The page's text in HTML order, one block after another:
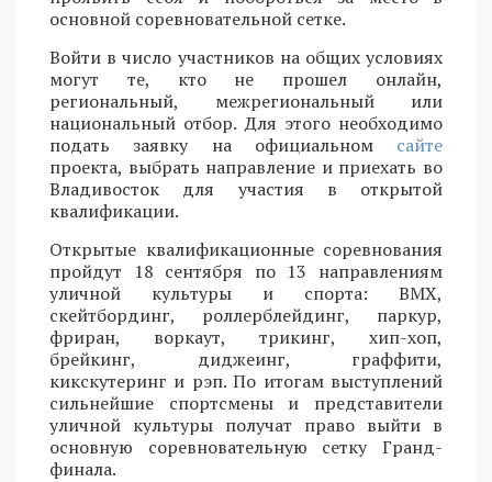
основной соревновательной сетке.
Войти в число участников на общих условиях
могут те, кто не прошел онлайн,
региональный, межрегиональный или
национальный отбор. Для этого необходимо
подать заявку на официальном сайте
проекта, выбрать направление и приехать во
Владивосток для участия в открытой
квалификации.
Открытые квалификационные соревнования
пройдут 18 сентября по 13 направлениям
уличной культуры и спорта: BMX,
скейтбординг, роллерблейдинг, паркур,
фриран, воркаут, трикинг, хип-хоп,
брейкинг, диджеинг, граффити,
кикскутеринг и рэп. По итогам выступлений
сильнейшие спортсмены и представители
уличной культуры получат право выйти в
основную соревновательную сетку Гранд-
финала.